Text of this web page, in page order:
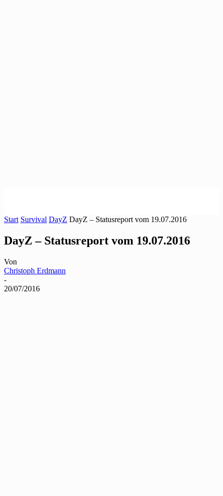
Start Survival DayZ DayZ – Statusreport vom 19.07.2016
DayZ – Statusreport vom 19.07.2016
Von
Christoph Erdmann
-
20/07/2016